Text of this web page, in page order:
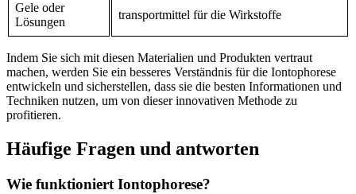
Gele oder ​
Lösungen
transportmittel für ⁢die ‌Wirkstoffe
Indem Sie sich mit ⁤diesen ⁤Materialien und Produkten vertraut
machen, werden Sie ein besseres Verständnis für die Iontophorese
entwickeln ⁢und sicherstellen, dass sie die besten Informationen⁤ und
Techniken nutzen, um von dieser innovativen Methode zu
profitieren. ⁣
Häufige ⁢Fragen ‌und antworten
Wie​ funktioniert Iontophorese?